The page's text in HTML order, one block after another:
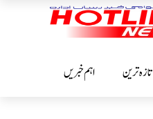
اہم خبریں تازہ ترین